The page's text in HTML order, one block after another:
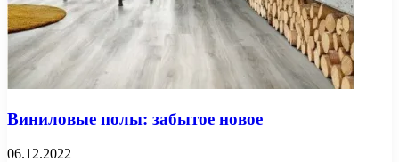
Виниловые полы: забытое новое
06.12.2022